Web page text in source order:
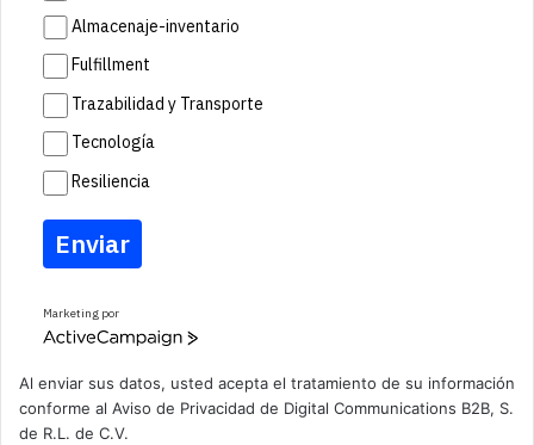
Almacenaje-inventario
Fulfillment
Trazabilidad y Transporte
Tecnología
Resiliencia
Enviar
Marketing por
A
v
e
Al enviar sus datos, usted acepta el tratamiento de su información
conforme al Aviso de Privacidad de Digital Communications B2B, S.
de R.L. de C.V.